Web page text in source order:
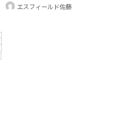
エスフィールド佐藤